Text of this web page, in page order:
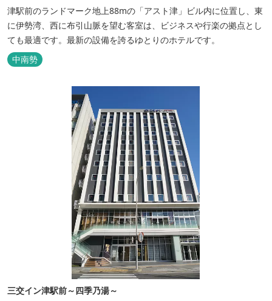
津駅前のランドマーク地上88mの「アスト津」ビル内に位置し、東
に伊勢湾、西に布引山脈を望む客室は、ビジネスや行楽の拠点とし
ても最適です。最新の設備を誇るゆとりのホテルです。
中南勢
三交イン津駅前～四季乃湯～